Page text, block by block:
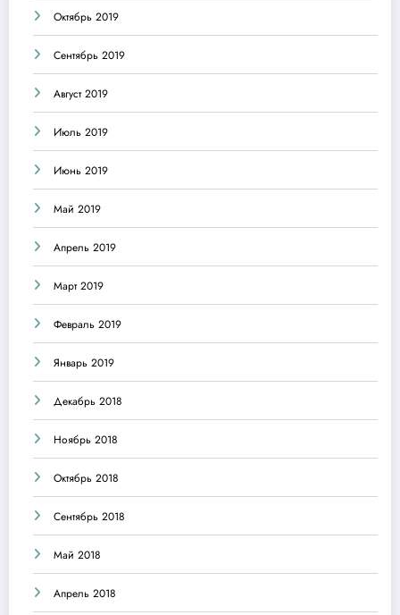
Октябрь 2019
Сентябрь 2019
Август 2019
Июль 2019
Июнь 2019
Май 2019
Апрель 2019
Март 2019
Февраль 2019
Январь 2019
Декабрь 2018
Ноябрь 2018
Октябрь 2018
Сентябрь 2018
Май 2018
Апрель 2018